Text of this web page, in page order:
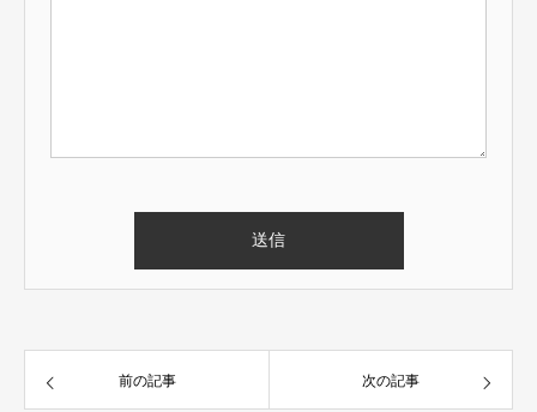
前の記事 次の記事